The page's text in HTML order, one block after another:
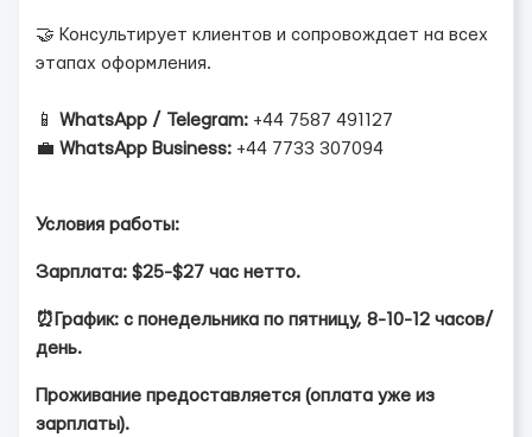
🤝 Консультирует клиентов и сопровождает на всех
этапах оформления.
📱 WhatsApp / Telegram: +44 7587 491127
💼 WhatsApp Business: +44 7733 307094
Условия работы:
Зарплата: $25-$27 час нетто.
⏰График: с понедельника по пятницу, 8-10-12 часов/
день.
Проживание предоставляется (оплата уже из
зарплаты).